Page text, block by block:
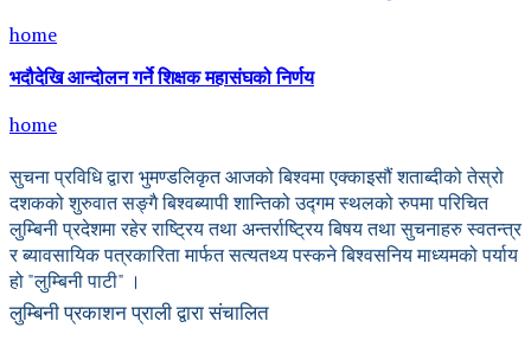
home
भदौदेखि आन्दोलन गर्ने शिक्षक महासंघको निर्णय
home
सुचना प्रविधि द्वारा भुमण्डलिकृत आजको बिश्वमा एक्काइसौं शताब्दीको तेस्रो
दशकको शुरुवात सङ्गै बिश्वब्यापी शान्तिको उद्गम स्थलको रुपमा परिचित
लुम्बिनी प्रदेशमा रहेर राष्ट्रिय तथा अन्तर्राष्ट्रिय बिषय तथा सुचनाहरु स्वतन्त्र
र ब्यावसायिक पत्रकारिता मार्फत सत्यतथ्य पस्कने बिश्वसनिय माध्यमको पर्याय
हो "लुम्बिनी पाटी" ।
लुम्बिनी प्रकाशन प्राली द्वारा संचालित